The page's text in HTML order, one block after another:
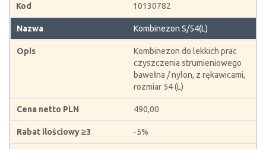
10130782
Kombinezon S/54(L)
Kombinezon do lekkich prac
czyszczenia strumieniowego
bawełna / nylon, z rękawicami,
rozmiar 54 (L)
490,00
-5%